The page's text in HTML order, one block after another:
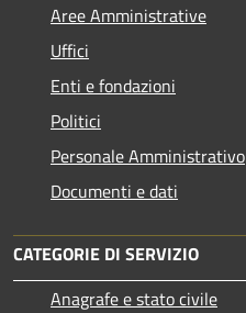
Aree Amministrative
Uffici
Enti e fondazioni
Politici
Personale Amministrativo
Documenti e dati
CATEGORIE DI SERVIZIO
Anagrafe e stato civile